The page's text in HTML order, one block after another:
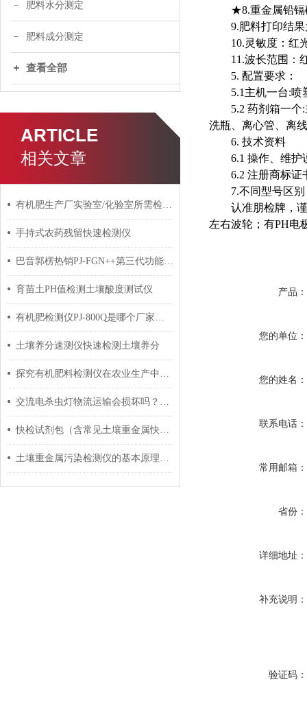
肥料水分测定
肥料成分测定
查看全部
ARTICLE
相关文章
有机肥生产厂实验室/化验室所需检测仪器设备都有哪些
手持式农药残留快速检测仪
巴音郭楞热销PJ-FGN++第三代功能型生物有机肥化验设备
育苗土PH值检测土壤酸度测试仪
有机肥检测仪PJ-800Q是哪个厂家的仪器？
土壤养分速测仪快速检测土壤养分
探究有机肥料检测仪在农业生产中的应用
交流电杀虫灯物流运输会损坏吗？收到货后怎么安装？
快检试剂包（含常见土壤重金属快检）朋检子品牌-湘豫呈丰
土壤重金属污染检测仪的基本原理分析
★8.重金属铅镉
9.肥料打印结
10.灵敏度：红
11.波长范围：
5. 配置要求：
5.1主机一台:
5.2 药剂箱一
洗瓶、离心管、离
6. 技术资料
6.1 操作、维
6.2 注册商标证
7.不同型号区
认准朋检牌，
左右波轮；有PH电
产品：
您的单位：
您的姓名：
联系电话：
常用邮箱：
省份：
详细地址：
补充说明：
验证码：